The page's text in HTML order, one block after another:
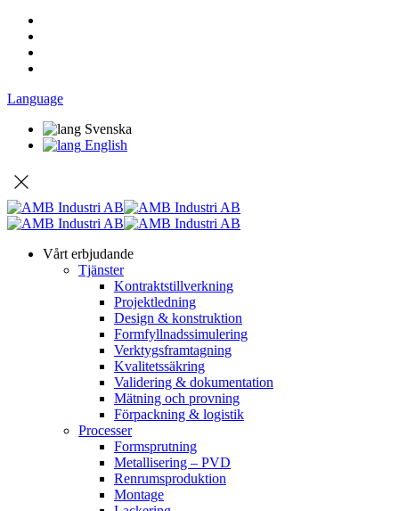
Language
Svenska
English
Vårt erbjudande
Tjänster
Kontraktstillverkning
Projektledning
Design & konstruktion
Formfyllnadssimulering
Verktygsframtagning
Kvalitetssäkring
Validering & dokumentation
Mätning och provning
Förpackning & logistik
Processer
Formsprutning
Metallisering – PVD
Renrumsproduktion
Montage